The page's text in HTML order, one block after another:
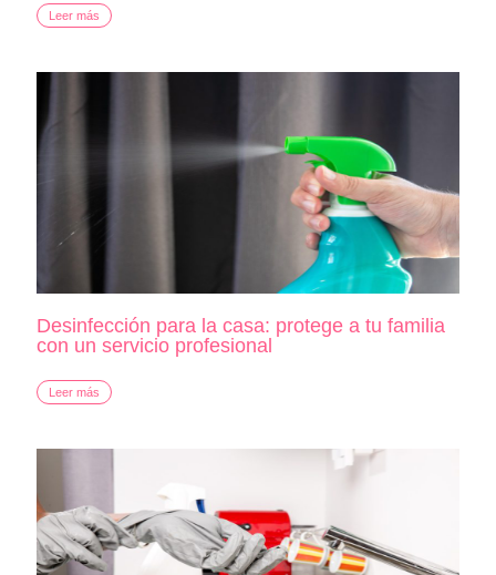
Leer más
Desinfección para la casa: protege a tu familia
con un servicio profesional
Leer más